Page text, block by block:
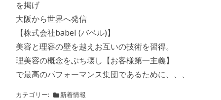
を掲げ
大阪から世界へ発信
【株式会社babel (バベル)】
美容と理容の壁を越えお互いの技術を習得。
理美容の概念をぶち壊し【お客様第一主義】
で最高のパフォーマンス集団であるために、、、
カテゴリー
新着情報